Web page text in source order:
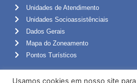
Unidades de Atendimento
Unidades Socioassistênciais
Dados Gerais
Mapa do Zoneamento
Pontos Turísticos
Usamos cookies em nosso site